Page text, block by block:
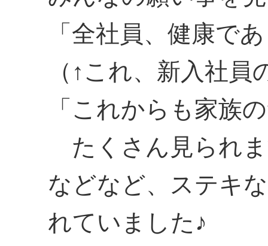
「全社員、健康で
（↑これ、新入社
「これからも家族
たくさん見られ
などなど、ステキ
れていました♪